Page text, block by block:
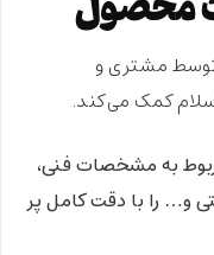
مشتری و
کمک می‌کند.
به مشخصات فنی،
و… را با دقت کامل پر